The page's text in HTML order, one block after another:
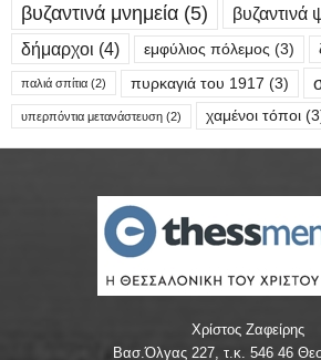
βυζαντινά μνημεία (5) βυζαντινά
δήμαρχοι (4) εμφύλιος πόλεμος (3)
παλιά σπίτια (2) πυρκαγιά του 1917 (3)
υπερπόντια μετανάστευση (2) χαμένοι τόποι
Χρίστος Ζαφείρης
Βασ.Όλγας 227, τ.κ. 546 46